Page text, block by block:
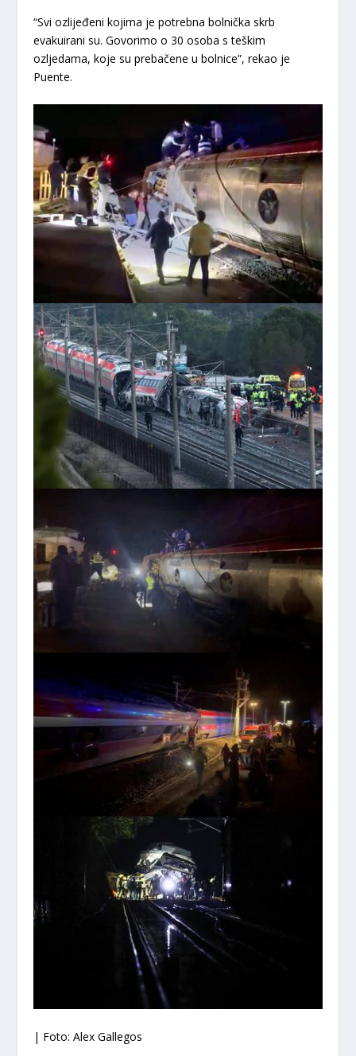
“Svi ozlijeđeni kojima je potrebna bolnička skrb
evakuirani su. Govorimo o 30 osoba s teškim
ozljedama, koje su prebačene u bolnice”, rekao je
Puente.
| Foto: Alex Gallegos